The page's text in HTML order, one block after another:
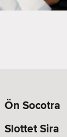
Ön Socotra
Slottet Sira